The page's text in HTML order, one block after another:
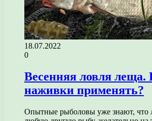
18.07.2022
0
Весенняя ловля леща.
наживки применять?
Опытные рыболовы уже знают, что